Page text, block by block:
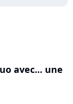
avec... une